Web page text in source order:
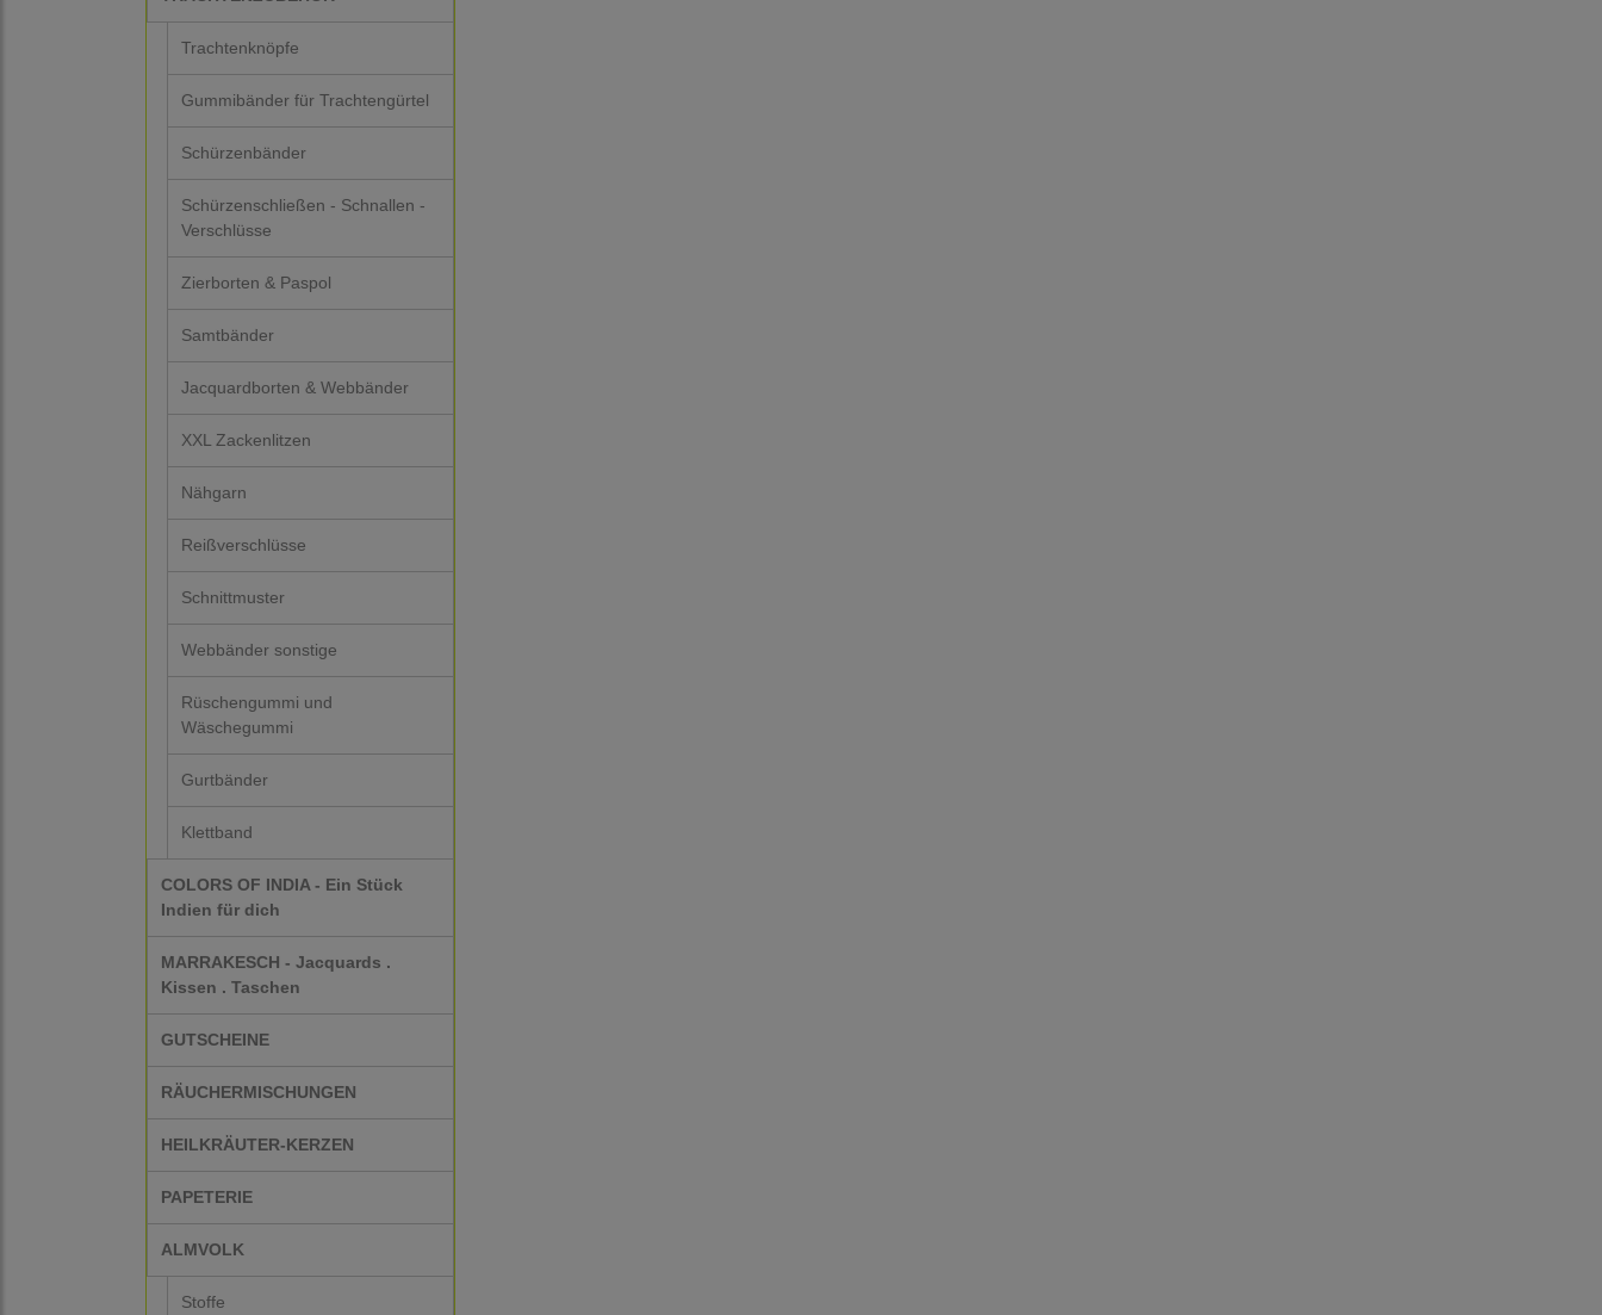
Trachtenknöpfe
Gummibänder für Trachtengürtel
Schürzenbänder
Schürzenschließen - Schnallen -
Verschlüsse
Zierborten & Paspol
Samtbänder
Jacquardborten & Webbänder
XXL Zackenlitzen
Nähgarn
Reißverschlüsse
Schnittmuster
Webbänder sonstige
Rüschengummi und
Wäschegummi
Gurtbänder
Klettband
COLORS OF INDIA - Ein Stück
Indien für dich
MARRAKESCH - Jacquards .
Kissen . Taschen
GUTSCHEINE
RÄUCHERMISCHUNGEN
HEILKRÄUTER-KERZEN
PAPETERIE
ALMVOLK
Stoffe